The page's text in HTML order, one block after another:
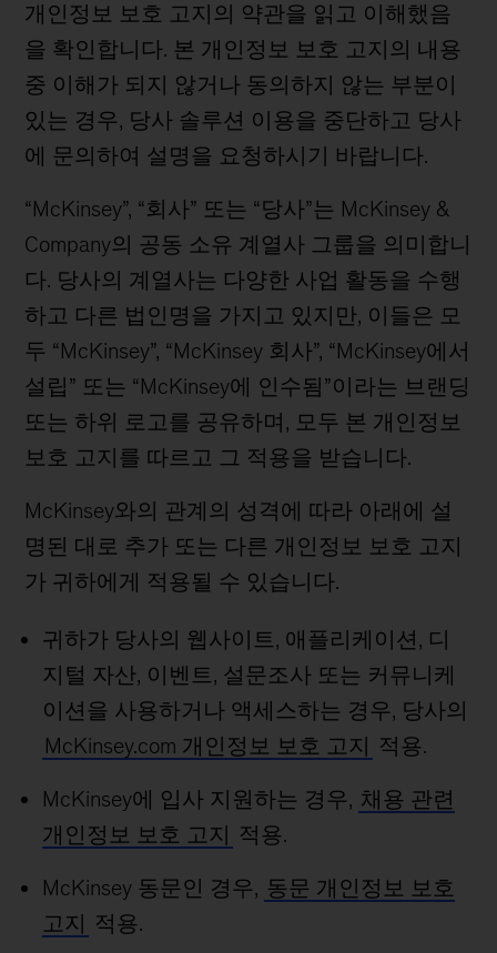
개인정보 보호 고지의 약관을 읽고 이해했음
을 확인합니다. 본 개인정보 보호 고지의 내용
중 이해가 되지 않거나 동의하지 않는 부분이
있는 경우, 당사 솔루션 이용을 중단하고 당사
에 문의하여 설명을 요청하시기 바랍니다.
“McKinsey”, “회사” 또는 “당사”는 McKinsey &
Company의 공동 소유 계열사 그룹을 의미합니
다. 당사의 계열사는 다양한 사업 활동을 수행
하고 다른 법인명을 가지고 있지만, 이들은 모
두 “McKinsey”, “McKinsey 회사”, “McKinsey에서
설립” 또는 “McKinsey에 인수됨”이라는 브랜딩
또는 하위 로고를 공유하며, 모두 본 개인정보
보호 고지를 따르고 그 적용을 받습니다.
McKinsey와의 관계의 성격에 따라 아래에 설
명된 대로 추가 또는 다른 개인정보 보호 고지
가 귀하에게 적용될 수 있습니다.
귀하가 당사의 웹사이트, 애플리케이션, 디
지털 자산, 이벤트, 설문조사 또는 커뮤니케
이션을 사용하거나 액세스하는 경우, 당사의
McKinsey.com 개인정보 보호 고지
적용.
McKinsey에 입사 지원하는 경우, 채용 관련
개인정보 보호 고지
적용.
McKinsey 동문인 경우, 동문 개인정보 보호
고지
적용.